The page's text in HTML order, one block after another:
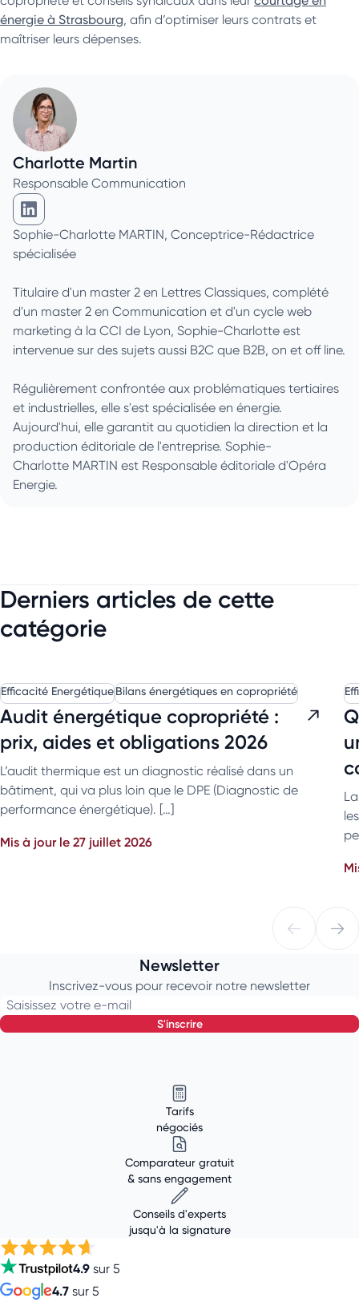
énergie à Strasbourg, afin d’optimiser leurs contrats et
maîtriser leurs dépenses.
Charlotte Martin
Responsable Communication
Charlotte Martin sur Linkedin
Sophie-Charlotte MARTIN, Conceptrice-Rédactrice
spécialisée
Titulaire d'un master 2 en Lettres Classiques, complété
d'un master 2 en Communication et d'un cycle web
marketing à la CCI de Lyon, Sophie-Charlotte est
intervenue sur des sujets aussi B2C que B2B, on et off line.
Régulièrement confrontée aux problématiques tertiaires
et industrielles, elle s'est spécialisée en énergie.
Aujourd'hui, elle garantit au quotidien la direction et la
production éditoriale de l'entreprise. Sophie-
Charlotte MARTIN est Responsable éditoriale d'Opéra
Energie.
Derniers articles de cette
catégorie
Efficacité EnergétiqueBilans énergétiques en copropriété
Audit énergétique copropriété :
prix, aides et obligations 2026
L’audit thermique est un diagnostic réalisé dans un
bâtiment, qui va plus loin que le DPE (Diagnostic de
performance énergétique). […]
Mis à jour le 27 juillet 2026
Newsletter
Inscrivez-vous pour recevoir notre newsletter
Saisissez votre e-mail
s'inscrire
Tarifs
négociés
Comparateur gratuit
& sans engagement
Conseils d'experts
jusqu'à la signature
4.9 sur 5
4.7 sur 5